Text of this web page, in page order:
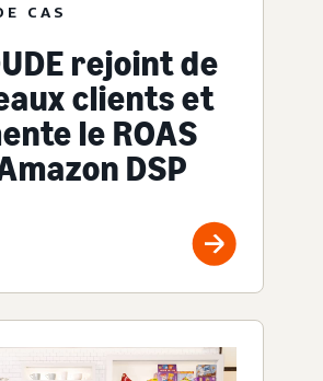
CAS
rejoint de
clients et
le ROAS
DSP